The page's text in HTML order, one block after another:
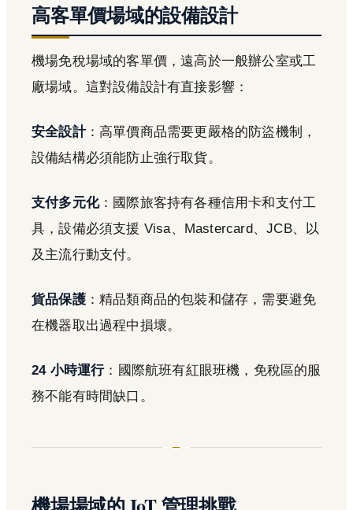
高客單價場域的設備設計
機場免稅場域的客單價，遠高於一般辦公室或工
廠場域。這對設備設計有直接影響：
安全設計：高單價商品需要更嚴格的防盜機制，
設備結構必須能防止強行取貨。
支付多元化：國際旅客持有各種信用卡和支付工
具，設備必須支援 Visa、Mastercard、JCB、以
及主流行動支付。
貨品保護：精品類商品的包裝和儲存，需要避免
在機器取出過程中損壞。
24 小時運行：國際航班有紅眼班機，免稅區的服
務不能有時間缺口。